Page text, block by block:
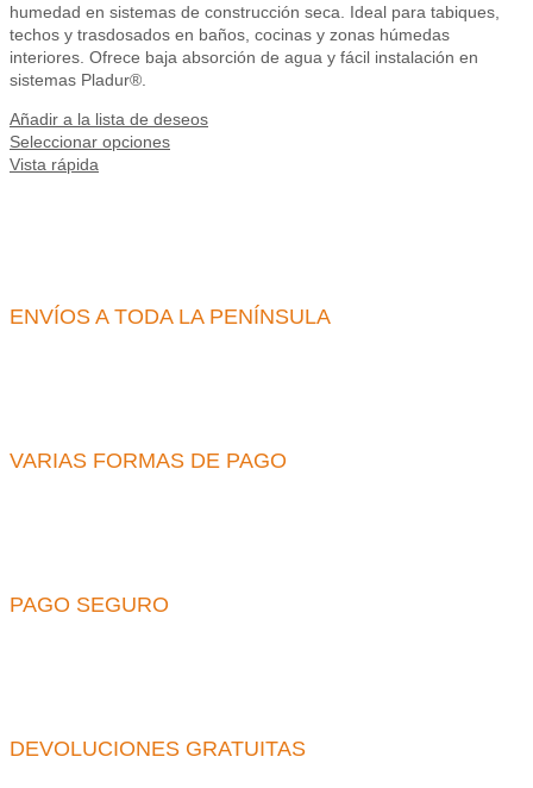
humedad en sistemas de construcción seca. Ideal para tabiques,
techos y trasdosados en baños, cocinas y zonas húmedas
interiores. Ofrece baja absorción de agua y fácil instalación en
sistemas Pladur®.
Añadir a la lista de deseos
Seleccionar opciones
Vista rápida
ENVÍOS A TODA LA PENÍNSULA
VARIAS FORMAS DE PAGO
PAGO SEGURO
DEVOLUCIONES GRATUITAS